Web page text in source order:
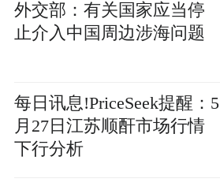
外交部：有关国家应当停
止介入中国周边涉海问题
每日讯息!PriceSeek提醒：5
月27日江苏顺酐市场行情
下行分析